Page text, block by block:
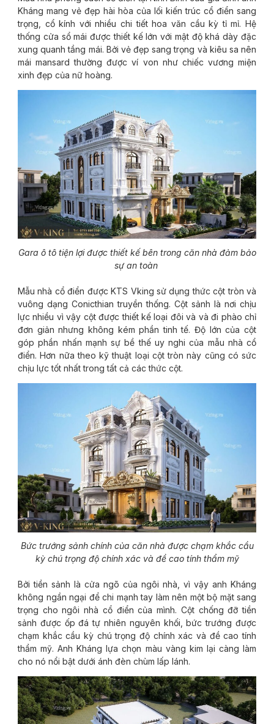
Kháng mang vẻ đẹp hài hòa của lối kiến trúc cổ điển sang
trọng, cổ kính với nhiều chi tiết hoa văn cầu kỳ tỉ mỉ. Hệ
thống cửa sổ mái được thiết kế lớn với mật độ khá dày đặc
xung quanh tầng mái. Bởi vẻ đẹp sang trọng và kiêu sa nên
mái mansard thường được ví von như chiếc vương miện
xinh đẹp của nữ hoàng.
Gara ô tô tiện lợi được thiết kế bên trong căn nhà đảm bảo
sự an toàn
Mẫu nhà cổ điển được KTS Vking sử dụng thức cột tròn và
vuông dạng Conicthian truyền thống. Cột sảnh là nơi chịu
lực nhiều vì vậy cột được thiết kế loại đôi và và đi phào chỉ
đơn giản nhưng không kém phần tinh tế. Độ lớn của cột
góp phần nhấn mạnh sự bề thế uy nghi của mẫu nhà cổ
điển. Hơn nữa theo kỹ thuật loại cột tròn này cũng có sức
chịu lực tốt nhất trong tất cả các thức cột.
Bức trướng sảnh chính của căn nhà được chạm khắc cầu
kỳ chú trọng độ chính xác và đề cao tính thẩm mỹ
Bởi tiền sảnh là cửa ngõ của ngôi nhà, vì vậy anh Kháng
không ngần ngại để chi mạnh tay làm nên một bộ mặt sang
trọng cho ngôi nhà cổ điển của mình. Cột chống đỡ tiền
sảnh được ốp đá tự nhiên nguyên khối, bức trướng được
chạm khắc cầu kỳ chú trọng độ chính xác và đề cao tính
thẩm mỹ. Anh Kháng lựa chọn màu vàng kim lại càng làm
cho nó nổi bật dưới ánh đèn chùm lấp lánh.